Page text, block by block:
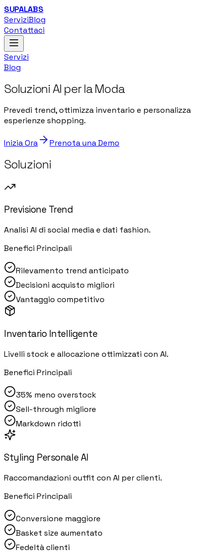
SUPALABS
ServiziBlog
Contattaci
Servizi
Blog
Soluzioni AI per la Moda
Prevedi trend, ottimizza inventario e personalizza
esperienze shopping.
Inizia Ora Prenota una Demo
Soluzioni
Previsione Trend
Analisi AI di social media e dati fashion.
Benefici Principali
Rilevamento trend anticipato
Decisioni acquisto migliori
Vantaggio competitivo
Inventario Intelligente
Livelli stock e allocazione ottimizzati con AI.
Benefici Principali
35% meno overstock
Sell-through migliore
Markdown ridotti
Styling Personale AI
Raccomandazioni outfit con AI per clienti.
Benefici Principali
Conversione maggiore
Basket size aumentato
Fedeltà clienti